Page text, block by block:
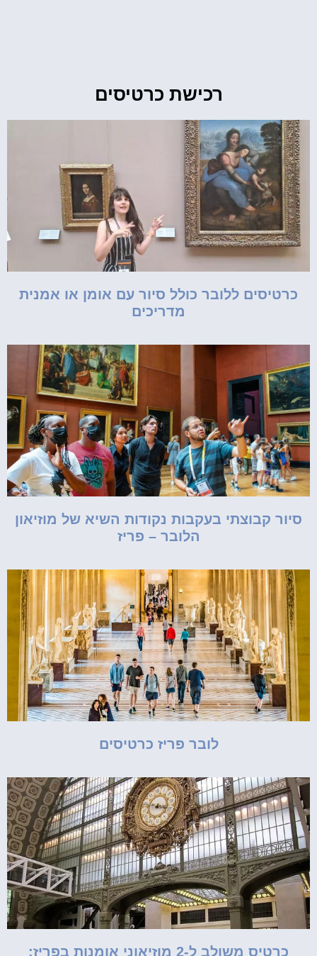
רכישת כרטיסים
כרטיסים ללובר כולל סיור עם אומן או אמנית
מדריכים
סיור קבוצתי בעקבות נקודות השיא של מוזיאון
הלובר – פריז
לובר פריז כרטיסים
כרטיס משולב ל-2 מוזיאוני אומנות בפריז: